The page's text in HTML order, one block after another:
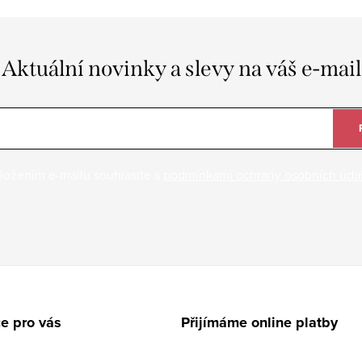
Aktuální novinky a slevy na váš e-mail
pro vás Přijímáme online platby